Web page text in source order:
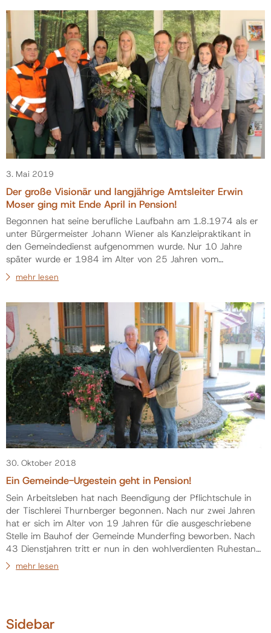
und seiner Zuvorkommenheit hat er sich große Anerke…
3. Mai 2019
Der große Visionär und langjährige Amtsleiter Erwin
Moser ging mit Ende April in Pension!
Begonnen hat seine berufliche Laufbahn am 1.8.1974 als er
unter Bürgermeister Johann Wiener als Kanzleipraktikant in
den Gemeindedienst aufgenommen wurde. Nur 10 Jahre
später wurde er 1984 im Alter von 25 Jahren vom
Gemeinderat zum Amtsleiter der Gemeinde Munderfing
bestellt. Erwin Moser hat in den vielen Jahren mit seinem
zur positiven Entwicklung der Gemeinde geleistet! Viele
Projekte tragen seine Handschrift und finden …
mehr lesen
30. Oktober 2018
Ein Gemeinde-Urgestein geht in Pension!
Sein Arbeitsleben hat nach Beendigung der Pflichtschule in
der Tischlerei Thurnberger begonnen. Nach nur zwei Jahren
hat er sich im Alter von 19 Jahren für die ausgeschriebene
Stelle im Bauhof der Gemeinde Munderfing beworben. Nach
43 Dienstjahren tritt er nun in den wohlverdienten Ruhestand.
Die Rede ist von Johann Krammer! Wer kennt ihn nicht, den
„Holzner Hans“? Sein Berufsleben war dem Gemeindedienst
mehr lesen
Sidebar